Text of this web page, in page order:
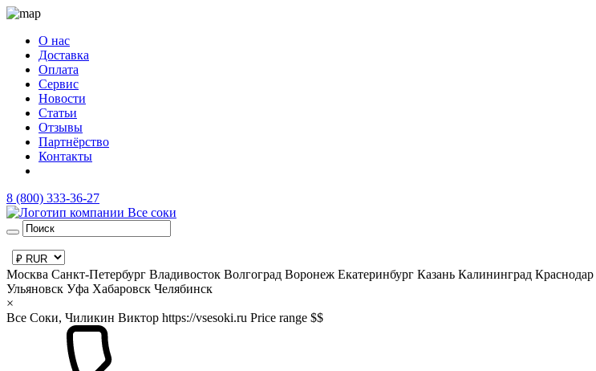
О нас
Доставка
Оплата
Сервис
Новости
Статьи
Отзывы
Партнёрство
Контакты
8 (800) 333-36-27
Москва Санкт-Петербург Владивосток Волгоград Воронеж Екатеринбург Казань Калининград Краснодар
Ульяновск Уфа Хабаровск Челябинск
×
Все Соки, Чиликин Виктор https://vsesoki.ru Price range $$